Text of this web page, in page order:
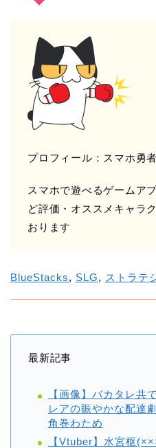
プロフィール：スマホ勇
スマホで遊べるゲームア
ど評価・オススメキャラ
おります
BlueStacks, SLG, ストラテ
最新記事
【画像】バカタレ共
レアの賑やかな配達
角巻わため
【Vtuber】水宮枢